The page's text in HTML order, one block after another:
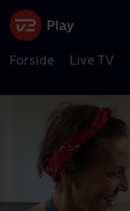
Forside Live TV